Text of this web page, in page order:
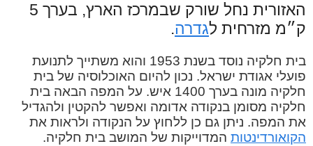
האזורית נחל שורק שבמרכז הארץ, בערך 5
ק״מ מזרחית לגדרה.
בית חלקיה נוסד בשנת 1953 והוא משתייך לתנועת
פועלי אגודת ישראל. נכון להיום האוכלוסיה של בית
חלקיה מונה בערך 1400 איש. על המפה הבאה בית
חלקיה מסומן בנקודה אדומה ואפשר להקטין ולהגדיל
את המפה. ניתן גם כן ללחוץ על הנקודה ולראות את
הקואורדינטות המדוייקות של המושב בית חלקיה.